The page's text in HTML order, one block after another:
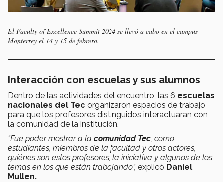
El Faculty of Excellence Summit 2024 se llevó a cabo en el campus
Monterrey el 14 y 15 de febrero.
Interacción con escuelas y sus alumnos
Dentro de las actividades del encuentro, las 6 escuelas
nacionales del Tec organizaron espacios de trabajo
para que los profesores distinguidos interactuaran con
la comunidad de la institución.
“Fue poder mostrar a la comunidad Tec, como
estudiantes, miembros de la facultad y otros actores,
quiénes son estos profesores, la iniciativa y algunos de los
temas en los que están trabajando”, explicó Daniel
Mullen.